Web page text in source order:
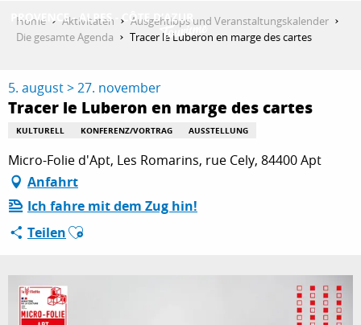
contenu
AKTIVITÄTEN
AUFENTHALT
Home Aktivitäten
Ausgehtipps und Veranstaltungskalender
Die gesamte Agenda
Tracer le Luberon en marge des cartes
5. august > 27. november
Tracer le Luberon en marge des cartes
KULTURELL KONFERENZ/VORTRAG AUSSTELLUNG
Micro-Folie d'Apt, Les Romarins, rue Cely, 84400 Apt
Anfahrt
Ich fahre mit dem Zug hin!
TeilenAjouter aux favoris